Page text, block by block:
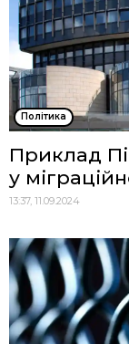
Політика
Приклад
у
13:37, 11.09.2024